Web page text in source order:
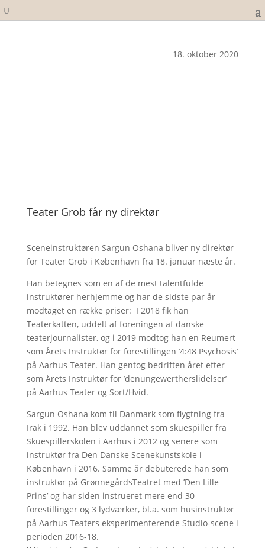
18. oktober 2020
Teater Grob får ny direktør
Sceneinstruktøren Sargun Oshana bliver ny direktør
for Teater Grob i København fra 18. januar næste år.
Han betegnes som en af de mest talentfulde
instruktører herhjemme og har de sidste par år
modtaget en række priser: I 2018 fik han
Teaterkatten, uddelt af foreningen af danske
teaterjournalister, og i 2019 modtog han en Reumert
som Årets Instruktør for forestillingen ’4:48 Psychosis’
på Aarhus Teater. Han gentog bedriften året efter
som Årets Instruktør for ’denungewertherslidelser’
på Aarhus Teater og Sort/Hvid.
Sargun Oshana kom til Danmark som flygtning fra
Irak i 1992. Han blev uddannet som skuespiller fra
Skuespillerskolen i Aarhus i 2012 og senere som
instruktør fra Den Danske Scenekunstskole i
København i 2016. Samme år debuterede han som
instruktør på GrønnegårdsTeatret med ’Den Lille
Prins’ og har siden instrueret mere end 30
forestillinger og 3 lydværker, bl.a. som husinstruktør
på Aarhus Teaters eksperimenterende Studio-scene i
perioden 2016-18.